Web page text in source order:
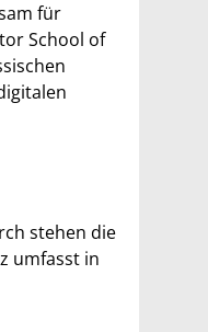
für
School of
stehen die
umfasst in